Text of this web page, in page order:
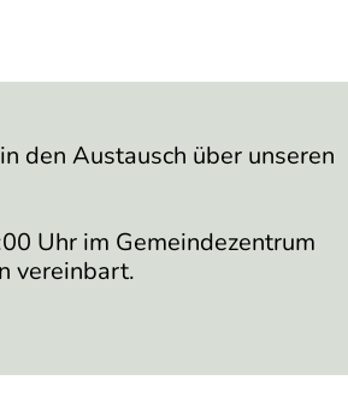
den Austausch über unseren
Uhr im Gemeindezentrum
vereinbart.